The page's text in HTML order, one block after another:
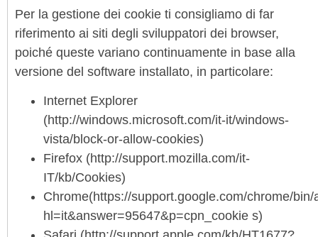
Per la gestione dei cookie ti consigliamo di far
riferimento ai siti degli sviluppatori dei browser,
poiché queste variano continuamente in base alla
versione del software installato, in particolare:
Internet Explorer
(http://windows.microsoft.com/it-it/windows-
vista/block-or-allow-cookies)
Firefox (http://support.mozilla.com/it-
IT/kb/Cookies)
Chrome(https://support.google.com/chrome/bin/
hl=it&answer=95647&p=cpn_cookie s)